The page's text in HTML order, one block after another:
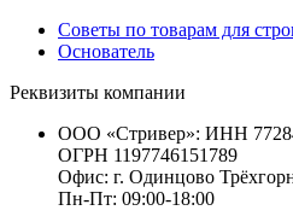
Советы по товарам для
Основатель
Реквизиты компании
ООО «Стривер»: ИНН
ОГРН 1197746151789
Офис: г. Одинцово
Пн-Пт: 09:00-18:00